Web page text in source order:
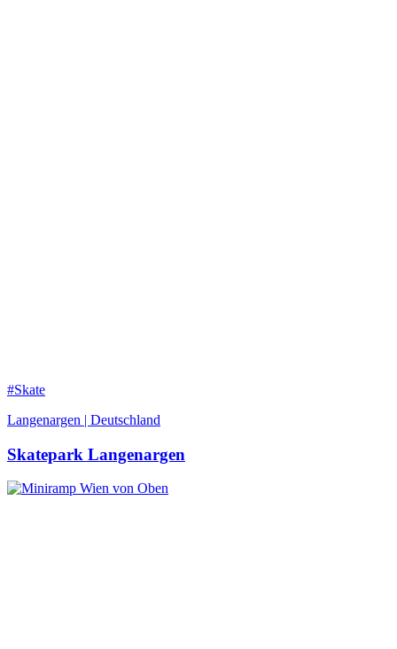
#Skate
Langenargen | Deutschland
Skatepark Langenargen